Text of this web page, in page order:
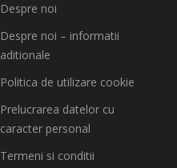
Despre noi
Despre noi – informatii
aditionale
Politica de utilizare cookie
Prelucrarea datelor cu
caracter personal
Termeni si conditii